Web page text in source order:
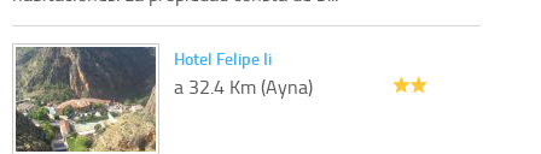
Hotel Felipe Ii
a 32.4 Km (Ayna)